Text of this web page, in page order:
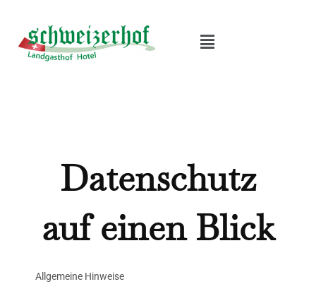
Inhalt
springen
Datenschutz
auf einen Blick
Allgemeine Hinweise